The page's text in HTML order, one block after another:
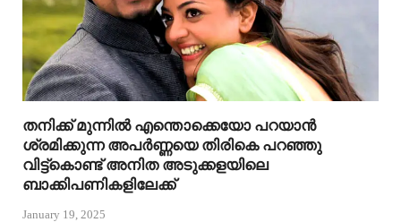
തനിക്ക് മുന്നിൽ എന്തൊക്കെയോ പറയാൻ
ശ്രമിക്കുന്ന അപർണ്ണയെ തിരികെ പറഞ്ഞു
വിട്ട്കൊണ്ട് അനിത അടുക്കളയിലെ
ബാക്കിപണികളിലേക്ക്
January 19, 2025